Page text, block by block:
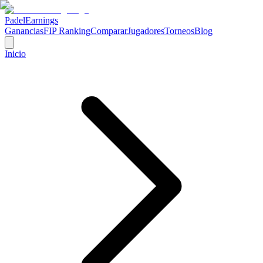
PadelEarnings
GananciasFIP RankingCompararJugadoresTorneosBlog
Inicio